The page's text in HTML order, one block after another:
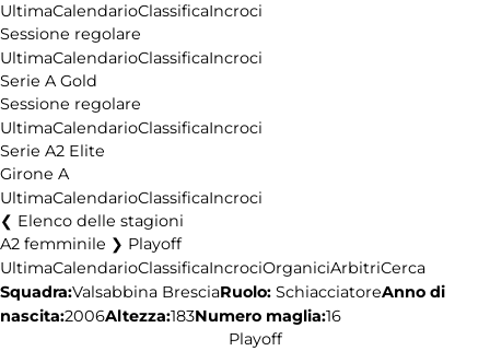
UltimaCalendarioClassificaIncroci
Sessione regolare
UltimaCalendarioClassificaIncroci
Serie A Gold
Sessione regolare
UltimaCalendarioClassificaIncroci
Serie A2 Elite
Girone A
UltimaCalendarioClassificaIncroci
Elenco delle stagioni
A2 femminile ❯ Playoff
UltimaCalendarioClassificaIncrociOrganiciArbitriCerca
Squadra:Valsabbina BresciaRuolo: SchiacciatoreAnno di
nascita:2006Altezza:183Numero maglia:16
Playoff